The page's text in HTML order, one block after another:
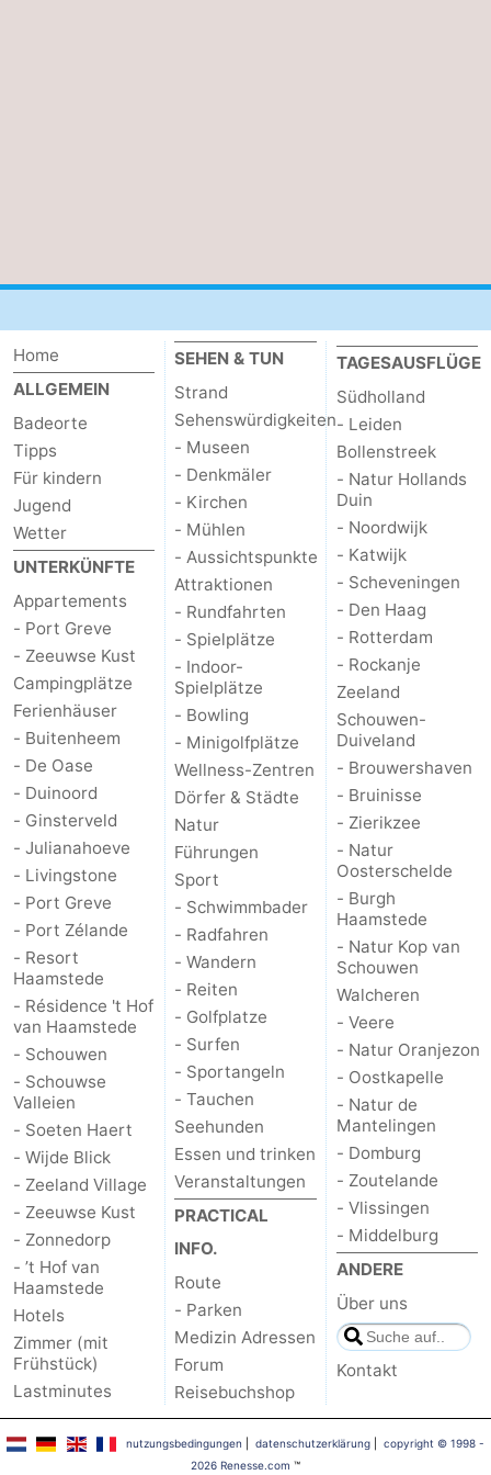
Den
Haag
-
Rotterdam
-
Rockanje
Zeeland
Schouwen-
Duiveland
-
Brouwershaven
-
Zierikzee
-
Natur
Oosterschelde
-
Burgh
Haamstede
Natur
Kop
van
Schouwen
Walcheren
Veere
-
Natur
Oranjezon
-
Oostkapelle
-
Natur
de
Mantelingen
-
Domburg
-
Zoutelande
-
Vlissingen
Middelburg
Wetter
Kontakt
Home
ALLGEMEIN
Badeorte
Tipps
Für kindern
Jugend
Wetter
UNTERKÜNFTE
Appartements
- Port Greve
- Zeeuwse Kust
Campingplätze
Ferienhäuser
- Buitenheem
- De Oase
- Duinoord
- Ginsterveld
- Julianahoeve
- Livingstone
- Port Greve
- Port Zélande
- Resort
Haamstede
- Résidence 't Hof
van Haamstede
- Schouwen
- Schouwse
Valleien
- Soeten Haert
- Wijde Blick
- Zeeland Village
- Zeeuwse Kust
- Zonnedorp
- ’t Hof van
Haamstede
Hotels
Zimmer (mit
Frühstück)
Lastminutes
SEHEN & TUN
Strand
Sehenswürdigkeiten
- Museen
- Denkmäler
- Kirchen
- Mühlen
- Aussichtspunkte
Attraktionen
- Rundfahrten
- Spielplätze
- Indoor-
Spielplätze
- Bowling
- Minigolfplätze
Wellness-Zentren
Dörfer & Städte
Natur
Führungen
Sport
- Schwimmbader
- Radfahren
- Wandern
- Reiten
- Golfplatze
- Surfen
- Sportangeln
- Tauchen
Seehunden
Essen und trinken
Veranstaltungen
PRACTICAL
INFO.
Route
- Parken
Medizin Adressen
Forum
Reisebuchshop
TAGESAUSFLÜGE
Südholland
- Leiden
Bollenstreek
- Natur Hollands
Duin
- Noordwijk
- Katwijk
- Scheveningen
- Den Haag
- Rotterdam
- Rockanje
Zeeland
Schouwen-
Duiveland
- Brouwershaven
- Bruinisse
- Zierikzee
- Natur
Oosterschelde
- Burgh
Haamstede
- Natur Kop van
Schouwen
Walcheren
- Veere
- Natur Oranjezon
- Oostkapelle
- Natur de
Mantelingen
- Domburg
- Zoutelande
- Vlissingen
- Middelburg
ANDERE
Über uns
Kontakt
nutzungsbedingungen datenschutzerklärung| copyright © 1998 -
2026 Renesse.com ™